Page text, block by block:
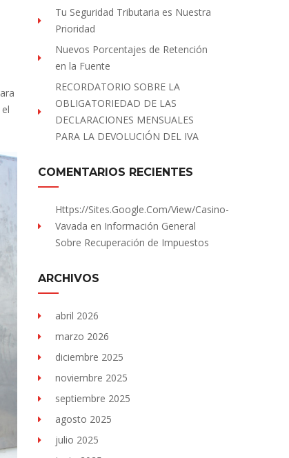
Tu Seguridad Tributaria es Nuestra
Prioridad
Nuevos Porcentajes de Retención
en la Fuente
RECORDATORIO SOBRE LA
OBLIGATORIEDAD DE LAS
DECLARACIONES MENSUALES
PARA LA DEVOLUCIÓN DEL IVA
COMENTARIOS RECIENTES
Https://sites.Google.com/view/Casino-
Vavada en Información General
Sobre Recuperación de Impuestos
ARCHIVOS
abril 2026
marzo 2026
diciembre 2025
noviembre 2025
septiembre 2025
agosto 2025
julio 2025